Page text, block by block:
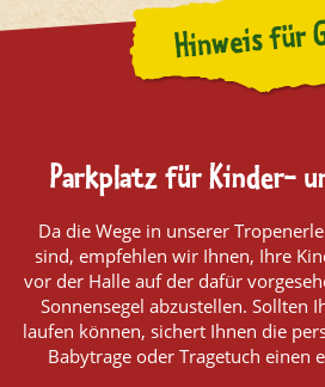
Hinweis für
Parkplatz für Kinder-
Da die Wege in unserer
sind, empfehlen wir Ihnen, Ihre
vor der Halle auf der dafür
Sonnensegel abzustellen. Sollten
laufen können, sichert Ihnen die
Babytrage oder Tragetuch einen